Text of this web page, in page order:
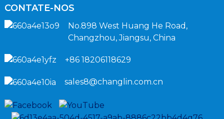
CONTATE-NOS
No.898 West Huang He Road,
Changzhou, Jiangsu, China
+86 18206118629
sales8@changlin.com.cn